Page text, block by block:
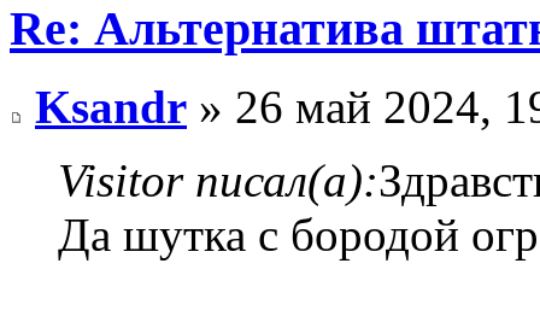
Re: Альтернатива
Ksandr » 26 май 2024,
Visitor писал(а):
Да шутка с бородой